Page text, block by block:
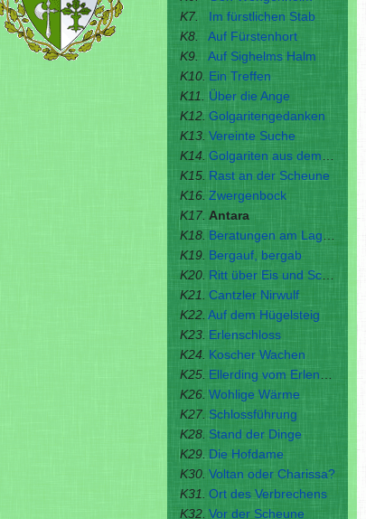
K7.
Im fürstlichen Stab
K8.
Auf Fürstenhort
K9.
Auf Sighelms Halm
K10. Ein Treffen
K11.
Über die Ange
K12. Golgaritengedanken
K13. Vereinte Suche
K14. Golgariten aus dem Süden
K15. Rast an der Scheune
K16. Zwergenbock
K17. Antara
K18. Beratungen am Lagerfeuer
K19. Bergauf, bergab
K20. Ritt über Eis und Schnee
K21. Cantzler Nirwulf
K22. Auf dem Hügelsteig
K23. Erlenschloss
K24. Koscher Wachen
K25. Ellerding vom Erlenschloss
K26. Wohlige Wärme
K27. Schlossführung
K28. Stand der Dinge
K29. Die Hofdame
K30. Voltan oder Charissa?
K31. Ort des Verbrechens
K32. Vor der Scheune